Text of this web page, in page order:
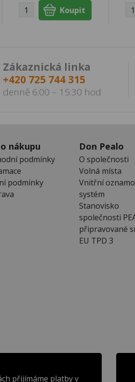
Zákaznická linka
+420 725 744 315
denně 6:00 – 15:30 hod
nákupu
podmínky
podmínky
Don Pealo
O společnosti
Volná místa
Vnitřní
systém
Stanovisko
společnosti
připravované
EU TPD 3
přijímáme platby v